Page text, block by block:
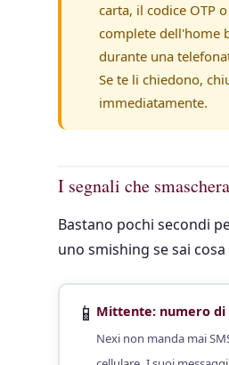
carta, il codice OTP
complete dell'home
durante una
Se te li chiedono,
immediatamente.
I segnali che
Bastano pochi secondi
uno smishing se sai
📱 Mittente: numero di
Nexi non manda mai